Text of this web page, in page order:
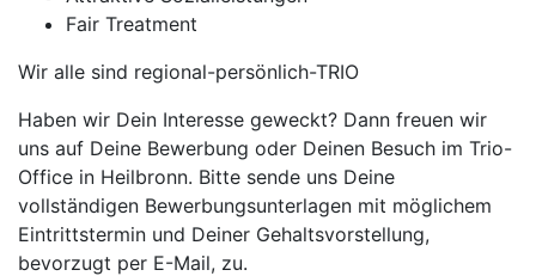
Fair Treatment
Wir alle sind regional-persönlich-TRIO
Haben wir Dein Interesse geweckt? Dann freuen wir
uns auf Deine Bewerbung oder Deinen Besuch im Trio-
Office in Heilbronn. Bitte sende uns Deine
vollständigen Bewerbungsunterlagen mit möglichem
Eintrittstermin und Deiner Gehaltsvorstellung,
bevorzugt per E-Mail, zu.